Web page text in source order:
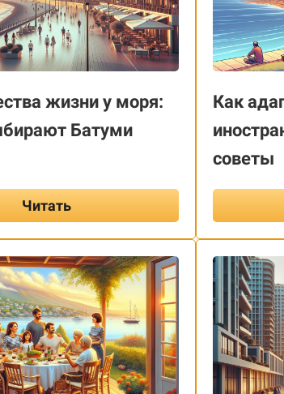
жизни у моря:
Батуми
Читать
Как
советы